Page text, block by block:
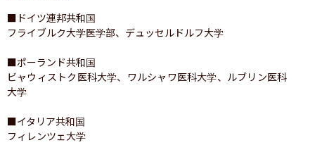
■ドイツ連邦共和国
フライブルク大学医学部、デュッセルドルフ大学
■ポーランド共和国
ビャウィストク医科大学、ワルシャワ医科大学、ルブリン医科
大学
■イタリア共和国
フィレンツェ大学